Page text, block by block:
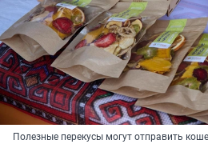
Полезные перекусы могут отправить